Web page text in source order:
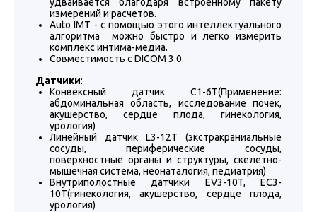
удваивается благодаря встроенному пакету
измерений и расчетов.
Auto IMT - с помощью этого интеллектуального
алгоритма можно быстро и легко измерить
комплекс интима-медиа.
Совместимость с DICOM 3.0.
Датчики:
Конвексный датчик C1-6T(Применение:
абдоминальная область, исследование почек,
акушерство, сердце плода, гинекология,
урология)
Линейный датчик L3-12Т (экстракраниальные
сосуды, периферические сосуды,
поверхностные органы и структуры, скелетно-
мышечная система, неонаталогия, педиатрия)
Внутриполостные датчики EV3-10T, EC3-
10T(гинекология, акушерство, сердце плода,
урология)